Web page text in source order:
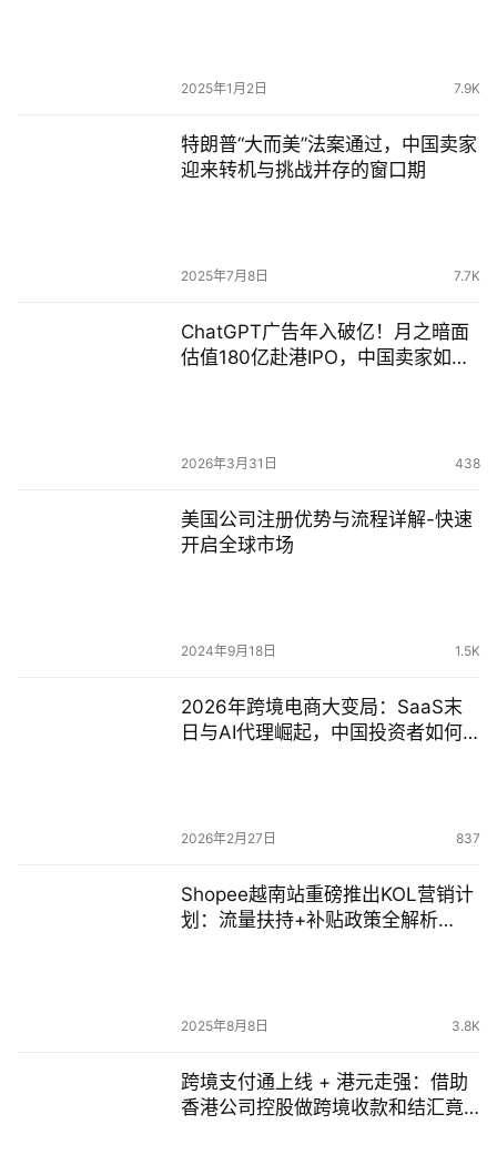
2025年1月2日 7.9K
特朗普“大而美”法案通过，中国卖家
迎来转机与挑战并存的窗口期
2025年7月8日 7.7K
ChatGPT广告年入破亿！月之暗面
估值180亿赴港IPO，中国卖家如何
2026年3月31日 438
美国公司注册优势与流程详解-快速
开启全球市场
2024年9月18日 1.5K
2026年跨境电商大变局：SaaS末
日与AI代理崛起，中国投资者如何
2026年2月27日 837
Shopee越南站重磅推出KOL营销计
划：流量扶持+补贴政策全解析
2025年8月8日 3.8K
跨境支付通上线 + 港元走强：借助
香港公司控股做跨境收款和结汇竟